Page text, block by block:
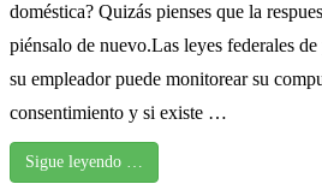
doméstica? Quizás pienses que la
piénsalo de nuevo.Las leyes federales
su empleador puede monitorear su
consentimiento y si existe …
Sigue leyendo …